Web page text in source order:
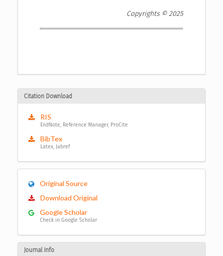
Copyrights © 2025
Citation Download
RIS
EndNote, Reference Manager, ProCite
BibTex
Latex, Jabref
Original Source
Download Original
Google Scholar
Check in Google Scholar
Journal Info